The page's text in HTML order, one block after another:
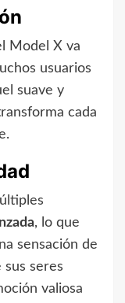
Model X va
usuarios
suave y
cada
, lo que
sensación de
sus seres
valiosa